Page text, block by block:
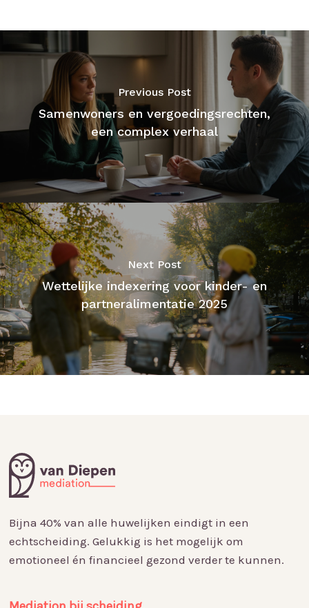
Previous Post
Samenwoners en vergoedingsrechten,
een complex verhaal
Next Post
Wettelijke indexering voor kinder- en
partneralimentatie 2025
Bijna 40% van alle huwelijken eindigt in een
echtscheiding. Gelukkig is het mogelijk om
emotioneel én financieel gezond verder te kunnen.